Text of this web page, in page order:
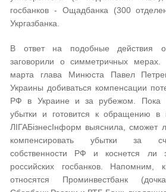
госбанков - Ощадбанка (300
Укргазбанка.
В ответ на подобные действия
заговорили о симметричных
марта глава Минюста Павел
Украины добиваться компенсации
РФ в Украине и за рубежом. Пока
убытки и готовится к обращению в
ЛІГАБізнесІнформ выяснила, сможет
компенсировать убытки за
собственности РФ и коснется ли
российских госбанков. Напомним,
относятся Проминвестбанк